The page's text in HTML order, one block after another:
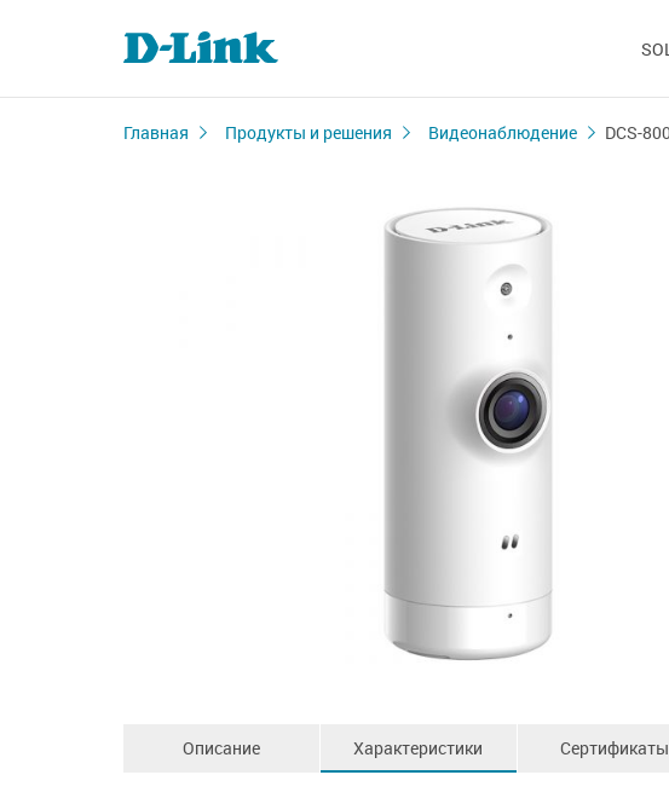
Главная Продукты и решения Видеонаблюдение DCS-
Описание Характеристики Сертификаты